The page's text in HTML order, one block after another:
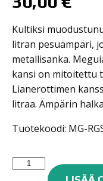
Kultiksi
litran pesuämpäri,
metallisanka.
kansi on mitoitettu
Lianerottimen
litraa. Ämpärin
Tuotekoodi: MG-
Meguiar's
Pesuämpäri